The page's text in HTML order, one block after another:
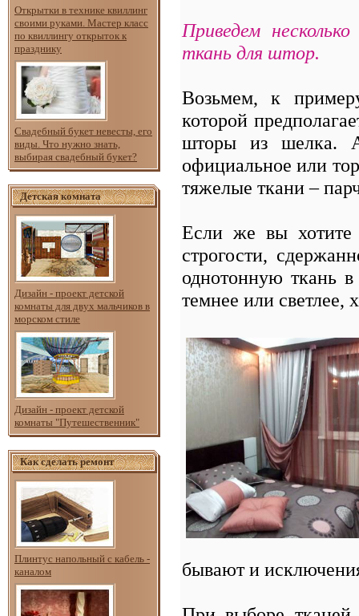
Открытки в технике квиллинг
своими руками. Мастер класс
по квиллингу открыток к
празднику
Свадебный букет невесты, его
виды. Что нужно знать,
выбирая свадебный букет?
Детская комната
Дизайн - проект детской
комнаты для двух мальчиков в
морском стиле
Дизайн - проект детской
комнаты "Путешественник"
Как сделать ремонт
Плинтус напольный с кабель -
каналом
Приведем
ткань для штор.
Возьмем, к
которой
шторы из шелка.
официальное или
тяжелые ткани –
Если же вы
строгости,
однотонную ткань
темнее или светлее,
бывают и